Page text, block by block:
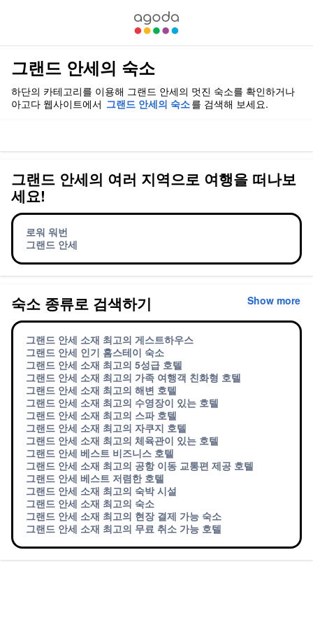
그랜드 안세의 숙소
하단의 카테고리를 이용해 그랜드 안세의 멋진 숙소를 확인하거나
아고다 웹사이트에서 그랜드 안세의 숙소를 검색해 보세요.
그랜드 안세의 여러 지역으로 여행을 떠나보
세요!
로워 워번
그랜드 안세
숙소 종류로 검색하기 Show more
그랜드 안세 소재 최고의 게스트하우스
그랜드 안세 인기 홈스테이 숙소
그랜드 안세 소재 최고의 5성급 호텔
그랜드 안세 소재 최고의 가족 여행객 친화형 호텔
그랜드 안세 소재 최고의 해변 호텔
그랜드 안세 소재 최고의 수영장이 있는 호텔
그랜드 안세 소재 최고의 스파 호텔
그랜드 안세 소재 최고의 자쿠지 호텔
그랜드 안세 소재 최고의 체육관이 있는 호텔
그랜드 안세 베스트 비즈니스 호텔
그랜드 안세 소재 최고의 공항 이동 교통편 제공 호텔
그랜드 안세 베스트 저렴한 호텔
그랜드 안세 소재 최고의 숙박 시설
그랜드 안세 소재 최고의 숙소
그랜드 안세 소재 최고의 현장 결제 가능 숙소
그랜드 안세 소재 최고의 무료 취소 가능 호텔